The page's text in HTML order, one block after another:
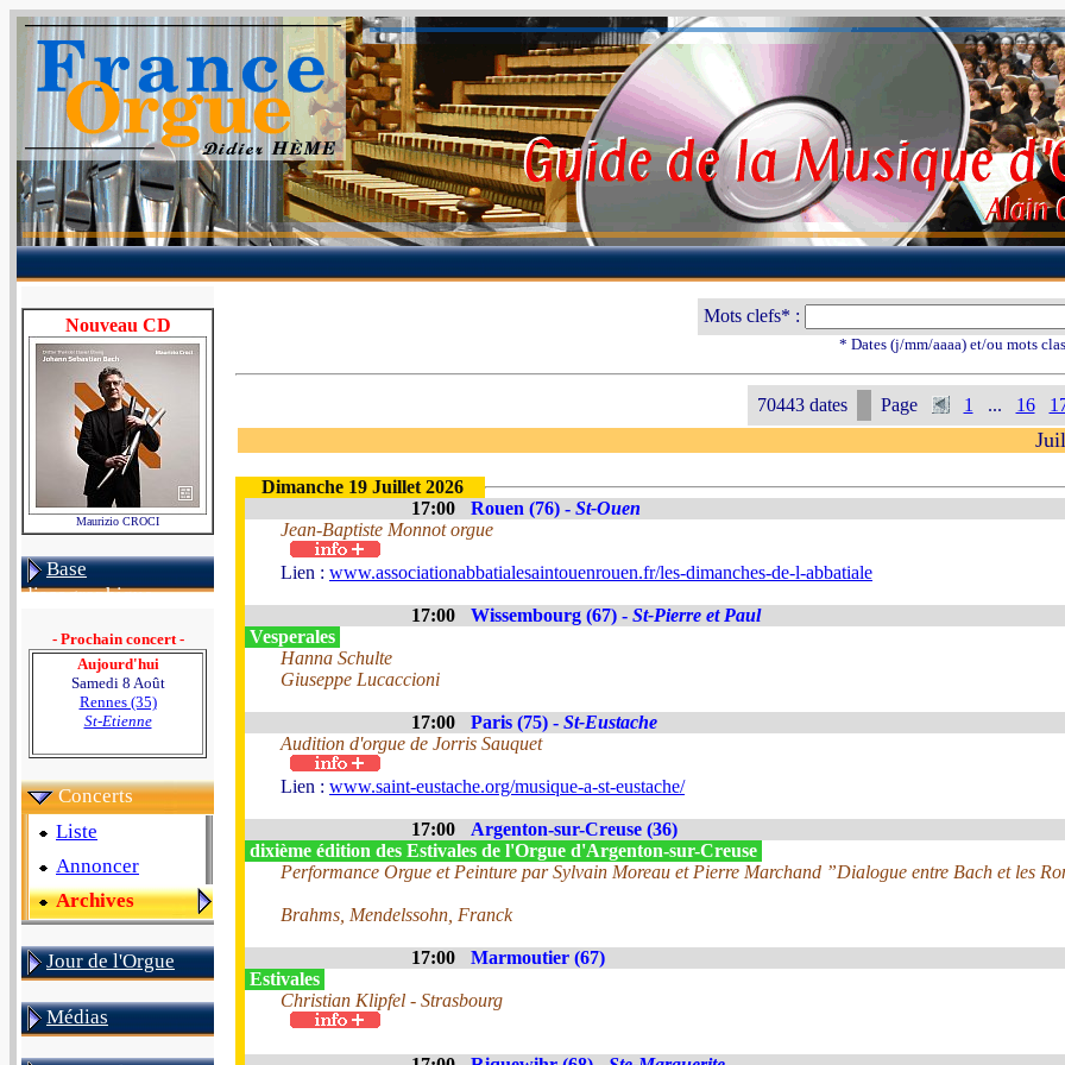
Nouveau CD
Maurizio CROCI
Base
discographique
- Prochain concert -
Aujourd'hui
Samedi 8 Août
Rennes (35)
St-Etienne
Concerts
Liste
Annoncer
Archives
Jour de l'Orgue
Médias
Mots clefs* :
* Dates (j/mm/aaaa) et/ou mots
70443 dates Page 1 ... 16
Dimanche 19 Juillet 2026
17:00
Rouen (76) - St-Ouen
Jean-Baptiste Monnot orgue
Lien : www.associationabbatialesaintouenrouen.fr/les-dimanches-de-l-abbatiale
17:00 Wissembourg (67) - St-Pierre et Paul
Vesperales
Hanna Schulte
Giuseppe Lucaccioni
17:00 Paris (75) - St-Eustache
Audition d'orgue de Jorris Sauquet
Lien : www.saint-eustache.org/musique-a-st-eustache/
17:00
Argenton-sur-Creuse (36)
dixième édition des Estivales de l'Orgue d'Argenton-sur-Creuse
Performance Orgue et Peinture par Sylvain Moreau et Pierre Marchand ”Dialogue entre Bach et les
Brahms, Mendelssohn, Franck
17:00
Marmoutier (67)
Estivales
Christian Klipfel - Strasbourg